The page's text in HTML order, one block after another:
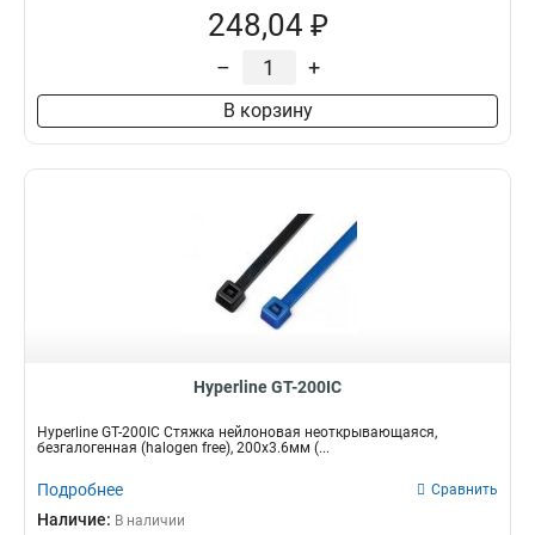
248,04 ₽
– +
В корзину
Hyperline GT-200IC
Hyperline GT-200IC Стяжка нейлоновая неоткрывающаяся,
безгалогенная (halogen free), 200x3.6мм (...
Подробнее Сравнить
Наличие: В наличии